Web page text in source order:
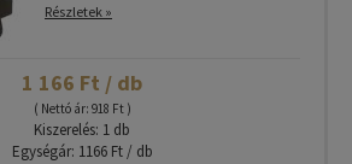
Részletek »
1 166 Ft / db
( Nettó ár: 918 Ft )
Kiszerelés: 1 db
Egységár: 1166 Ft / db